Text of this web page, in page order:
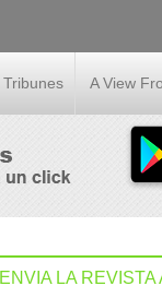
Tribunes A View
ENVIA LA REVISTA